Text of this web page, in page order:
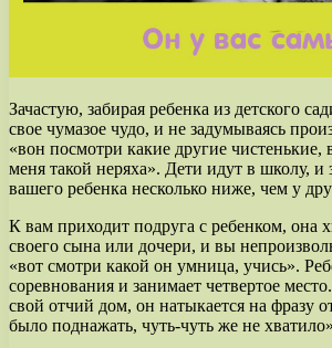
Зачастую, забирая ребенка из детского
свое чумазое чудо, и не задумываясь
«вон посмотри какие другие чистенькие,
меня такой неряха». Дети идут в школу, и
вашего ребенка несколько ниже, чем у
К вам приходит подруга с ребенком, она
своего сына или дочери, и вы
«вот смотри какой он умница, учись».
соревнования и занимает четвертое
свой отчий дом, он натыкается на фразу
было поднажать, чуть-чуть же не